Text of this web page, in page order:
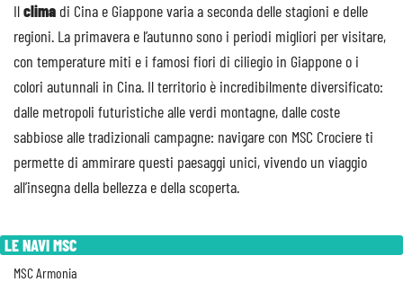
Ilclima di Cina e Giappone varia a seconda delle stagioni e delle
regioni. La primavera e l’autunno sono i periodi migliori per visitare,
con temperature miti e i famosi fiori di ciliegio in Giappone o i
colori autunnali in Cina. Il territorio è incredibilmente diversificato:
dalle metropoli futuristiche alle verdi montagne, dalle coste
sabbiose alle tradizionali campagne: navigare con MSC Crociere ti
permette di ammirare questi paesaggi unici, vivendo un viaggio
all’insegna della bellezza e della scoperta.
LE NAVI MSC
MSC Armonia